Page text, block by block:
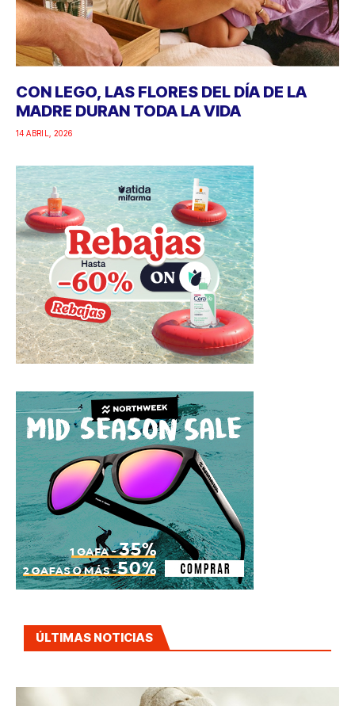
CON LEGO, LAS FLORES DEL DÍA DE LA
MADRE DURAN TODA LA VIDA
14 ABRIL, 2026
ÚLTIMAS NOTICIAS